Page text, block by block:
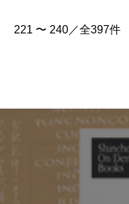
221 〜 240／全397件